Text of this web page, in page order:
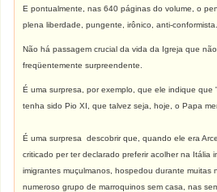
E pontualmente, nas 640 páginas do volume, o
plena liberdade, pungente, irônico, anti-conformista.
Não há passagem crucial da vida da Igreja que
freqüentemente surpreendente.
É uma surpresa, por exemplo, que ele indique que
tenha sido Pio XI, que talvez seja, hoje, o Papa
É uma surpresa descobrir que, quando ele era
criticado per ter declarado preferir acolher na Itália
imigrantes muçulmanos, hospedou durante muitas
numeroso grupo de marroquinos sem casa, nas